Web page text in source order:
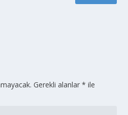
Gerekli alanlar* ile